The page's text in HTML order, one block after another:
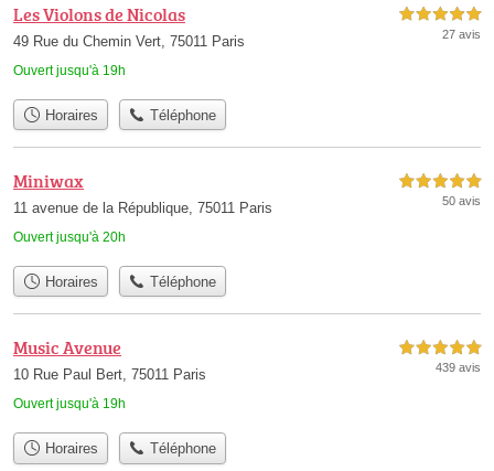
Les Violons de Nicolas
49 Rue du Chemin Vert, 75011 Paris
Ouvert jusqu'à 19h
5,0 étoiles sur 5
27 avis
Horaires Téléphone
Miniwax
11 avenue de la République, 75011 Paris
Ouvert jusqu'à 20h
5,0 étoiles sur 5
50 avis
Horaires Téléphone
Music Avenue
10 Rue Paul Bert, 75011 Paris
Ouvert jusqu'à 19h
5,0 étoiles sur 5
439 avis
Horaires Téléphone